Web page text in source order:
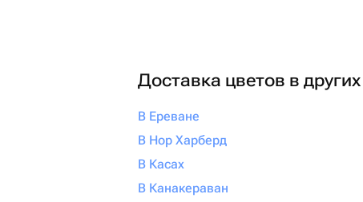
Доставка цветов в
В Ереване
В Нор Харберд
В Касах
В Канакераван